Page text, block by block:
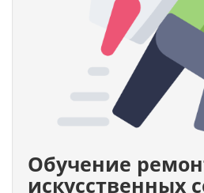
Обучение
искусственных